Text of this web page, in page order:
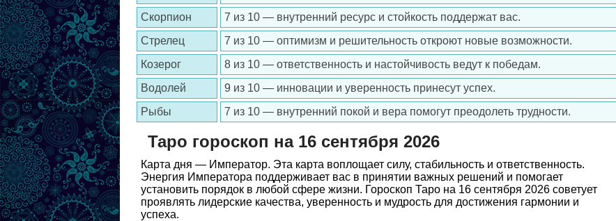
Скорпион
7 из 10 — внутренний ресурс и стойкость поддержат вас.
Стрелец
7 из 10 — оптимизм и решительность откроют новые возможности.
Козерог
8 из 10 — ответственность и настойчивость ведут к победам.
Водолей
9 из 10 — инновации и уверенность принесут успех.
Рыбы
7 из 10 — внутренний покой и вера помогут преодолеть трудности.
Таро гороскоп на 16 сентября 2026
Карта дня — Император. Эта карта воплощает силу, стабильность и ответственность.
Энергия Императора поддерживает вас в принятии важных решений и помогает
установить порядок в любой сфере жизни. Гороскоп Таро на 16 сентября 2026 советует
проявлять лидерские качества, уверенность и мудрость для достижения гармонии и
успеха.